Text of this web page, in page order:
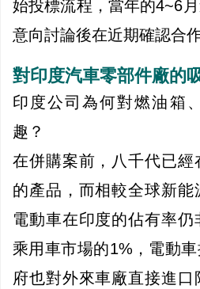
始投標流程，當年的4~6
意向討論後在近期確認合作
對印度汽車零部件廠的
印度公司為何對燃油箱
趣？
在併購案前，八千代已經
的產品，而相較全球新能
電動車在印度的佔有率
乘用車市場的1%，電動
府也對外來車廠直接進